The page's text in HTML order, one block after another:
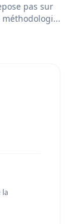
pas sur
méthodologi...
la